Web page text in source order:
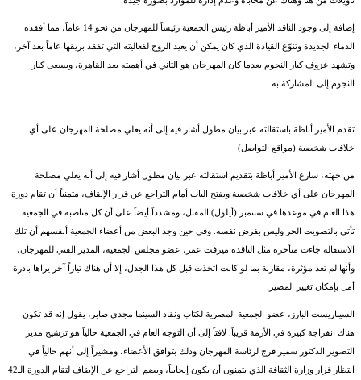
إضافة إلى وجود الناقد الأمير أباظة رئيس الجمعية رئيساً للمهرجان من نحو 14 عاماً، مما أفقده
الدماء الجديدة وتنوّع القيادة الذي كان يمكن أن يعيد الروح لفعاليته التي تفقد بريقها عاماً بعد آخر،
وتشهد عزوف كبار النجوم بعدما كان المهرجان هو الثاني في أهميته بعد القاهرة، ويسعى كبار
النجوم إلى المشاركة به.
تقدم الأمير أباظة باستقالته عبر بيان مطول أشار فيه إلى أنه يعلي مصلحة المهرجان على أي
خلافات شخصية (مواقع التواصل)​​​​​​​
من جهته، سارع الأمير أباظة بتقديم استقالته عبر بيان مطول أشار فيه إلى أنه يعلي مصلحة
المهرجان على أي خلافات شخصية ويفتح الباب أمام التراجع عن قرار الإيقاف، متمنياً أن تقام دورة
هذا العام في موعدها في سبتمبر (أيلول) المقبل، ومشدداً أيضاً على أن كل مناصبه في الجمعية
تأتي بالتصويت الحر وليس بفرض نفسه. وفي حين وجد البعض من أعضاء الجمعية أنفسهم أن تلك
الاستقالة جاءت متأخرة مثل الناقدة ميرفت عمر، عضو مجلس الجمعية، المدير الفني للمهرجان،
وأنها لم تعد مؤثرة، مقارنة بما لو كانت اتخذت قبل كل هذا الجدل، إلا أن هناك تياراً آخر يراها بادرة
أمل بإمكان تغيير المصير.
السيناريست البارز، عضو الجمعية المصرية لكتاب ونقاد السينما مجدي صابر، يقول إنه قد تكون
هناك انفراجة كبيرة في الأزمة قريباً. لافتاً إلى أن التوجه العام في الجمعية حالياً هو ترشيح مدير
التصوير الدكتور سمير فرج لرئاسة المهرجان وذلك بتوافق الأعضاء، ومشيراً إلى أنهم حالياً في
انتظار قرار وزارة الثقافة الذي يتمنون أن يكون إيجابياً، ويضم التراجع عن الإيقاف لتقام الدورة الـ42